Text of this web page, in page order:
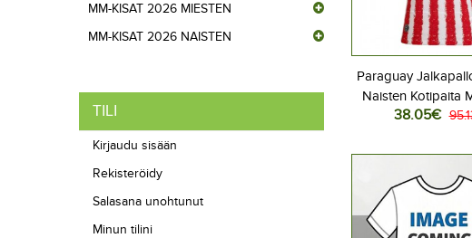
MM-KISAT 2026 MIESTEN
MM-KISAT 2026 NAISTEN
TILI
Kirjaudu sisään
Rekisteröidy
Salasana unohtunut
Minun tilini
Paraguay
Naisten Kotipaita
2026
38.05€